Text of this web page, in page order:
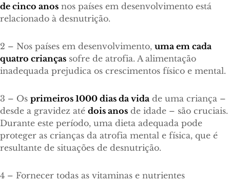
de cinco anos nos países em desenvolvimento está
relacionado à desnutrição.
2 – Nos países em desenvolvimento, uma em cada
quatro crianças sofre de atrofia. A alimentação
inadequada prejudica os crescimentos físico e mental.
3 – Os primeiros 1000 dias da vida de uma criança –
desde a gravidez até dois anos de idade – são cruciais.
Durante este período, uma dieta adequada pode
proteger as crianças da atrofia mental e física, que é
resultante de situações de desnutrição.
4 – Fornecer todas as vitaminas e nutrientes